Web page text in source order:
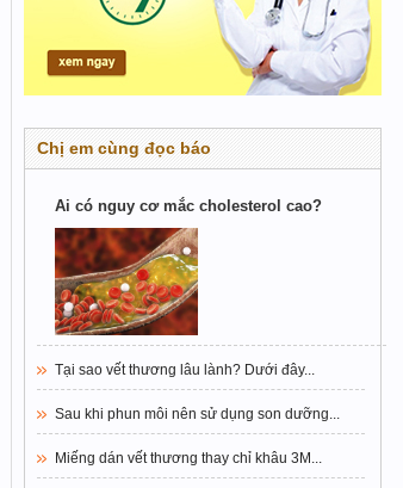
Chị em cùng đọc báo
Ai có nguy cơ mắc cholesterol cao?
Tại sao vết thương lâu lành? Dưới đây...
Sau khi phun môi nên sử dụng son dưỡng...
Miếng dán vết thương thay chỉ khâu 3M...